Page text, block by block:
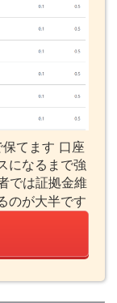
てます 口座
になるまで強
では証拠金維
のが大半です